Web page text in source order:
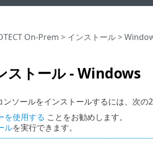
ストール - Windows
On-Prem > インストール>
ソールをインストールするには、次の
を使用する ことをお勧めします。
ルを実行できます。